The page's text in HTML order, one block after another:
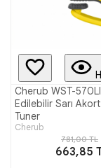
Cherub WST-
Edilebilir Sarı Akort
Tuner
Cherub
781,00 TL
663,85